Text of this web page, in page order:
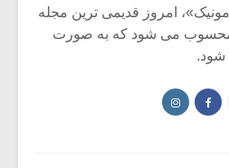
امروز قدیمی ترین مجله
محسوب می شود که به صورت
شود.